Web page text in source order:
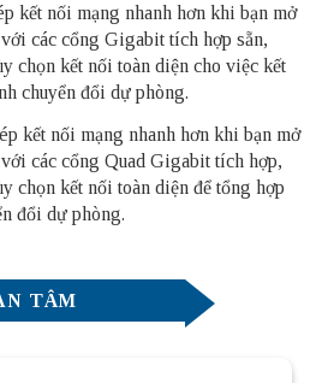
kết nối mạng nhanh hơn khi bạn mở
các cổng Gigabit tích hợp sẵn,
chọn kết nối toàn diện cho việc kết
chuyển đổi dự phòng.
kết nối mạng nhanh hơn khi bạn mở
các cổng Quad Gigabit tích hợp,
chọn kết nối toàn diện để tổng hợp
đổi dự phòng.
TÂM